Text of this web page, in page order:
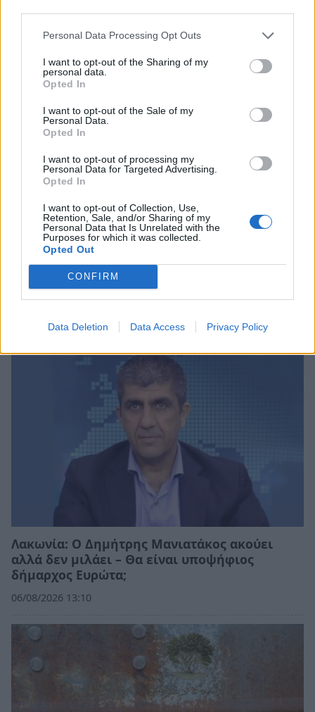
Personal Data Processing Opt Outs
I want to opt-out of the Sharing of my
personal data.
Opted In
I want to opt-out of the Sale of my
Personal Data.
Opted In
I want to opt-out of processing my
Personal Data for Targeted Advertising.
Opted In
I want to opt-out of Collection, Use,
Retention, Sale, and/or Sharing of my
Personal Data that Is Unrelated with the
Purposes for which it was collected.
Opted Out
CONFIRM
Data Deletion Data Access Privacy Policy
Σχετικά Άρθρα
Λακωνία: Ο Δημήτρης Μανιατάκος ακούει
αλλά δεν μιλάει – Θα είναι υποψήφιος
δήμαρχος Ευρώτα;
06/08/2026 13:10